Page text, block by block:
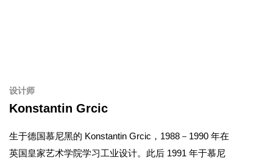
设计师
Konstantin Grcic
生于德国慕尼黑的 Konstantin Grcic，1988－1990 年在
英国皇家艺术学院学习工业设计。此后 1991 年于慕尼